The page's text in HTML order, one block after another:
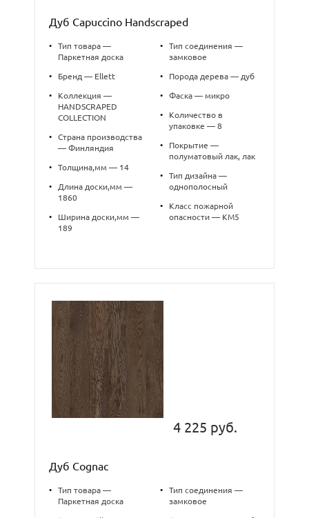
Дуб Capuccino Handscraped
•
Тип товара —
Паркетная доска
• Бренд — Ellett
•
Коллекция —
HANDSCRAPED
COLLECTION
•
Страна производства
— Финляндия
• Толщина,мм — 14
•
Длина доски,мм —
1860
•
Ширина доски,мм —
189
•
Тип соединения —
замковое
• Порода дерева — дуб
• Фаска — микро
•
Количество в
упаковке — 8
•
Покрытие —
полуматовый лак, лак
•
Тип дизайна —
однополосный
•
Класс пожарной
опасности — КМ5
4 225 руб.
Дуб Cognac
•
Тип товара —
Паркетная доска
•
Тип соединения —
замковое